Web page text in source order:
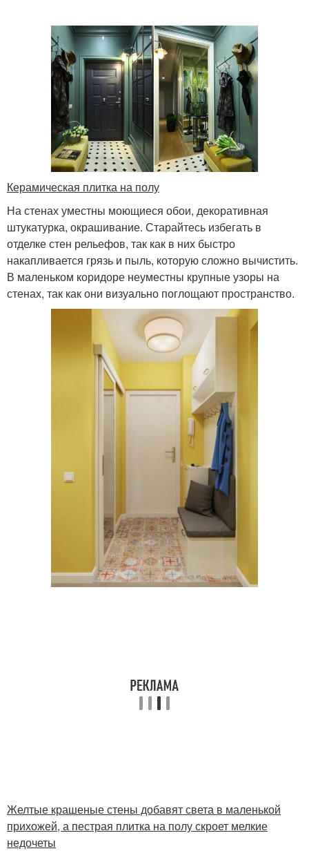
Керамическая плитка на полу
На стенах уместны моющиеся обои, декоративная
штукатурка, окрашивание. Старайтесь избегать в
отделке стен рельефов, так как в них быстро
накапливается грязь и пыль, которую сложно вычистить.
В маленьком коридоре неуместны крупные узоры на
стенах, так как они визуально поглощают пространство.
Желтые крашеные стены добавят света в маленькой
прихожей, а пестрая плитка на полу скроет мелкие
недочеты